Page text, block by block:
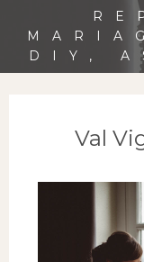
DIY,
Val